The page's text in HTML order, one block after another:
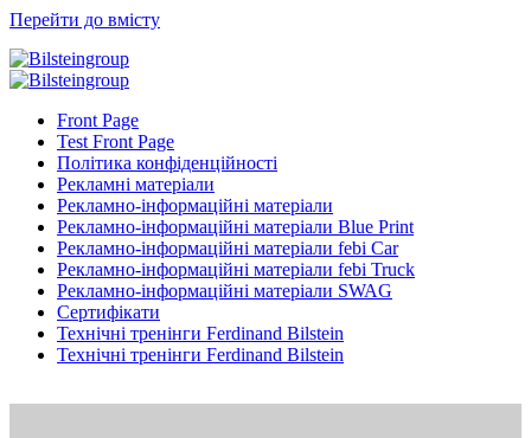
Перейти до вмісту
Front Page
Test Front Page
Політика конфіденційності
Рекламні матеріали
Рекламно-інформаційні матеріали
Рекламно-інформаційні матеріали Blue Print
Рекламно-інформаційні матеріали febi Car
Рекламно-інформаційні матеріали febi Truck
Рекламно-інформаційні матеріали SWAG
Сертифікати
Технічні тренінги Ferdinand Bilstein
Технічні тренінги Ferdinand Bilstein